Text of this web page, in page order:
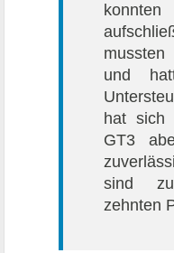
und
hat sich
GT3
sind
zehnten